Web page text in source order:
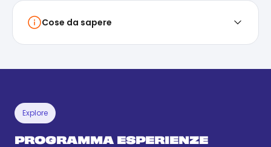
Cose da sapere
Explore
PROGRAMMA ESPERIENZE